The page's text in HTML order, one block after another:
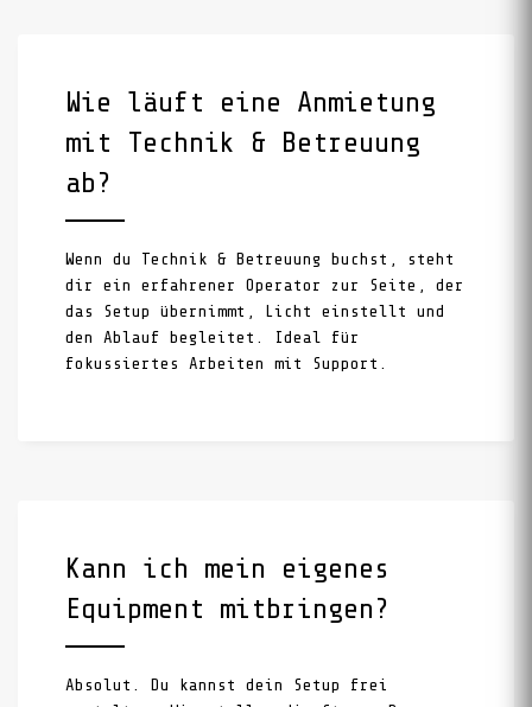
Wie läuft eine Anmietung
mit Technik & Betreuung
ab?
Wenn du Technik & Betreuung buchst, steht
dir ein erfahrener Operator zur Seite, der
das Setup übernimmt, Licht einstellt und
den Ablauf begleitet. Ideal für
fokussiertes Arbeiten mit Support.
Kann ich mein eigenes
Equipment mitbringen?
Absolut. Du kannst dein Setup frei